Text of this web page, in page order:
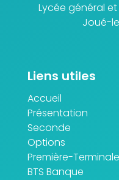
Lycée général
Joué-
Liens utiles
Accueil
Présentation
Seconde
Options
Première-Terminale
BTS Banque